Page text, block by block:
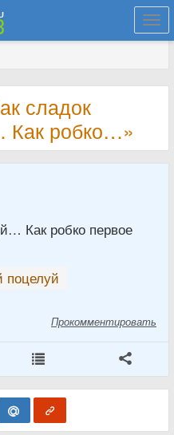
сладок
Как робко…»
Как робко первое
поцелуй
Прокомментировать